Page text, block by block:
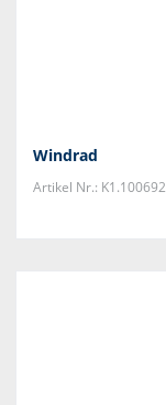
Windrad
Artikel Nr.: K1.100692